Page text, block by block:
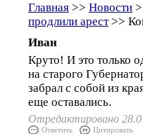
Главная >> Новости
продлили арест>>
Иван
Круто! И это только
на старого
забрал с собой из
еще оставались.
Отредактировано
Ответить Цитировать